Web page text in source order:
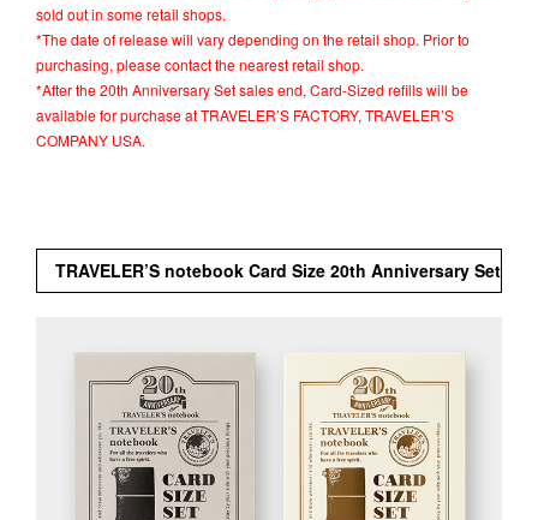
sold out in some retail shops.
*The date of release will vary depending on the retail shop. Prior to
purchasing, please contact the nearest retail shop.
*After the 20th Anniversary Set sales end, Card-Sized refills will be
available for purchase at TRAVELER’S FACTORY, TRAVELER’S
COMPANY USA.
TRAVELER’S notebook Card Size 20th Anniversary Set